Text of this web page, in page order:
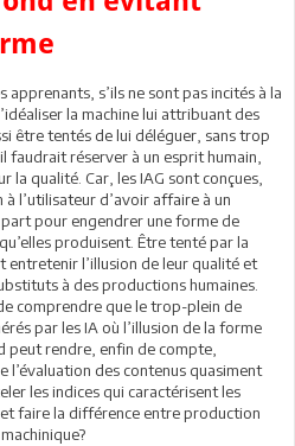
apprenants, s’ils ne sont pas incités à la
la machine lui attribuant des
être tentés de lui déléguer, sans trop
faudrait réserver à un esprit humain,
la qualité. Car, les IAG sont conçues,
l’utilisateur d’avoir affaire à un
pour engendrer une forme de
produisent. Être tenté par la
l’illusion de leur qualité et
à des productions humaines.
comprendre que le trop-plein de
par les IA où l’illusion de la forme
peut rendre, enfin de compte,
l’évaluation des contenus quasiment
les indices qui caractérisent les
faire la différence entre production